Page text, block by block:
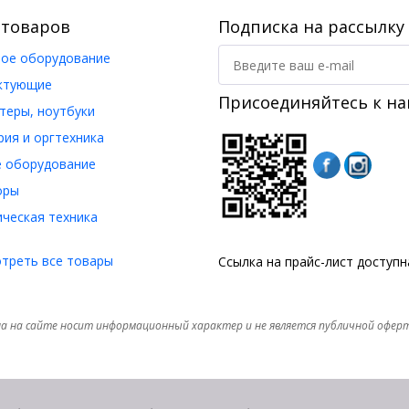
оборудование
ноутбуки
и оргтехника
оборудование
техника
все товары
Подписка на рассылку
Присоединяйтесь к
Ссылка на прайс-лист
на сайте носит информационный характер и не является публичной